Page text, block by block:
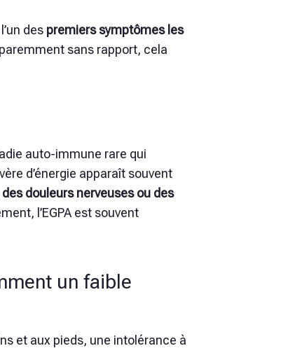
des premiers symptômes les
sans rapport, cela
auto-immune rare qui
d’énergie apparaît souvent
des douleurs nerveuses ou des
l’EGPA est souvent
un faible
et aux pieds, une intolérance à